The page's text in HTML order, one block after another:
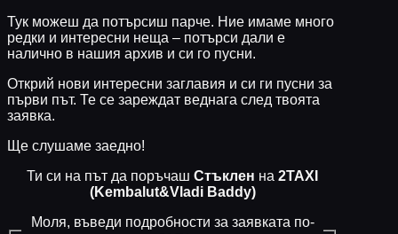
Тук можеш да потърсиш парче. Ние имаме много
редки и интересни неща – потърси дали е
налично в нашия архив и си го пусни.
Открий нови интересни заглавия и си ги пусни за
първи път. Те се зареждат веднага след твоята
заявка.
Ще слушаме заедно!
Ти си на път да поръчаш Стъклен на 2TAXI
(Kembalut&Vladi Baddy)
Моля, въведи подробности за заявката по-